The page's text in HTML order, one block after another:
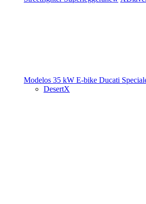
Modelos 35 kW E-bike Ducati
DesertX